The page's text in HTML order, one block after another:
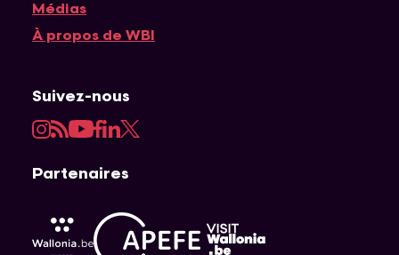
Médias
À propos de WBI
Suivez-nous
Instagram
RSSYouTube
Facebook
LinkedIn
Twitter
Partenaires
AWEX
Visit Wallonia